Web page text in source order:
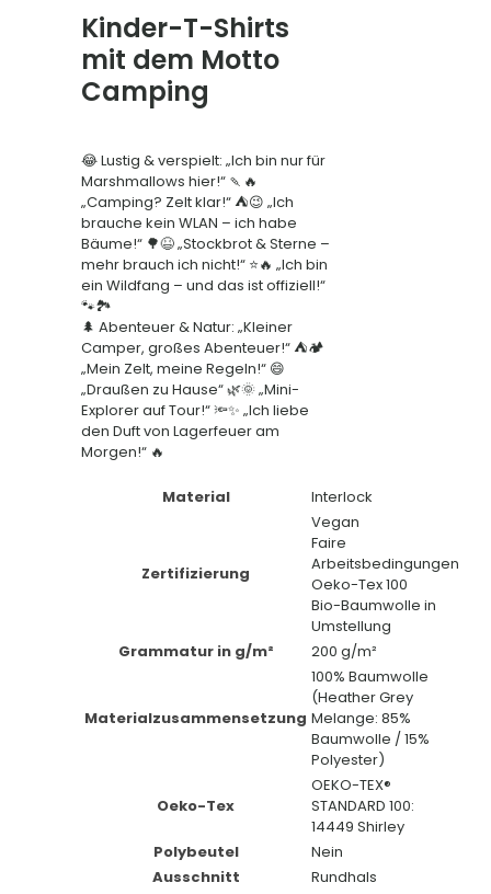
Vanlife
Menge
Kinder-T-Shirts
mit dem Motto
Camping
😂 Lustig & verspielt: „Ich bin nur für
Marshmallows hier!“ 🍡🔥
„Camping? Zelt klar!“ ⛺😉 „Ich
brauche kein WLAN – ich habe
Bäume!“ 🌳😆 „Stockbrot & Sterne –
mehr brauch ich nicht!“ ⭐🔥 „Ich bin
ein Wildfang – und das ist offiziell!“
🐾🏞️
🌲 Abenteuer & Natur: „Kleiner
Camper, großes Abenteuer!“ ⛺🏕️
„Mein Zelt, meine Regeln!“ 😄
„Draußen zu Hause“ 🌿🌞 „Mini-
Explorer auf Tour!“ 🔦✨ „Ich liebe
den Duft von Lagerfeuer am
Morgen!“ 🔥
Material Interlock
Zertifizierung
Vegan
Faire
Arbeitsbedingungen
Oeko-Tex 100
Bio-Baumwolle in
Umstellung
Grammatur in g/m²
200 g/m²
Materialzusammensetzung
100% Baumwolle
(Heather Grey
Melange: 85%
Baumwolle / 15%
Polyester)
Oeko-Tex
OEKO-TEX®
STANDARD 100:
14449 Shirley
Polybeutel
Nein
Ausschnitt
Rundhals